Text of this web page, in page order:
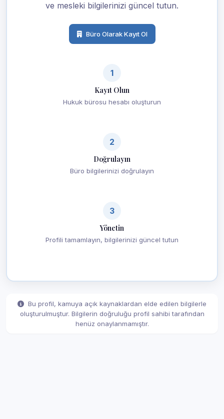
ve mesleki bilgilerinizi güncel tutun.
Büro Olarak Kayıt Ol
1
Kayıt Olun
Hukuk bürosu hesabı oluşturun
2
Doğrulayın
Büro bilgilerinizi doğrulayın
3
Yönetin
Profili tamamlayın, bilgilerinizi güncel tutun
Bu profil, kamuya açık kaynaklardan elde edilen bilgilerle
oluşturulmuştur. Bilgilerin doğruluğu profil sahibi tarafından
henüz onaylanmamıştır.